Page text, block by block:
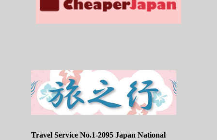
Travel Service No.1-2095 Japan National